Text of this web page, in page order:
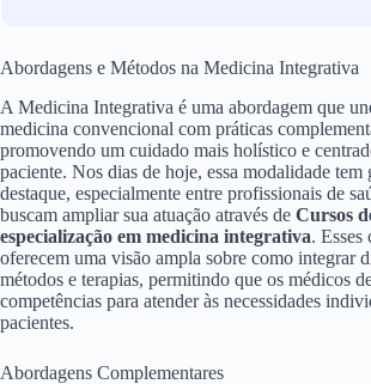
Abordagens e Métodos na Medicina Integrativa
A Medicina Integrativa é uma abordagem que
medicina convencional com práticas
promovendo um cuidado mais holístico e
paciente. Nos dias de hoje, essa modalidade tem
destaque, especialmente entre profissionais de
buscam ampliar sua atuação através de Cursos
especialização em medicina integrativa. Esses
oferecem uma visão ampla sobre como integrar
métodos e terapias, permitindo que os médicos
competências para atender às necessidades
pacientes.
Abordagens Complementares